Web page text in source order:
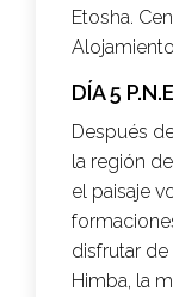
Etosha.
DÍA 5
Después
la región
el paisaje
disfrutar de
Himba, la